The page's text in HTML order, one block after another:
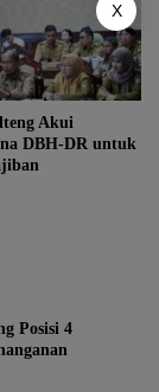
Akui
DBH-DR untuk
Posisi 4
X